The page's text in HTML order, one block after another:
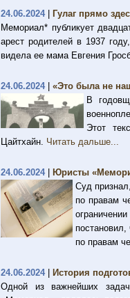
24.06.2024|
Гулаг прямо
Мемориал* публикует
арест родителей в 1937
видела ее мама Евгения
24.06.2024| «Это была не
В
Этот
Цайтхайн. Читать дальше...
24.06.2024|
Юристы
Суд
по правам
по правам
24.06.2024|
История
Одной из важнейших